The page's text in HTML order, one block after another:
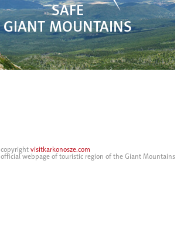
SAFE
GIANT MOUNTAINS
copyright visitkarkonosze.com
official webpage of touristic region of the Giant Mountains